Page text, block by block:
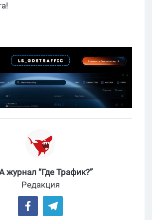
журнал “Где Трафик?”
Редакция